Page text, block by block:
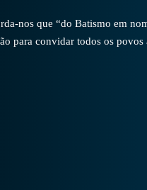
nos que “do Batismo em
para convidar todos os